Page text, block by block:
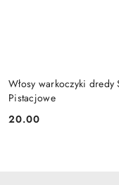
Włosy warkoczyki dredy
Pistacjowe
Cena:
20.00